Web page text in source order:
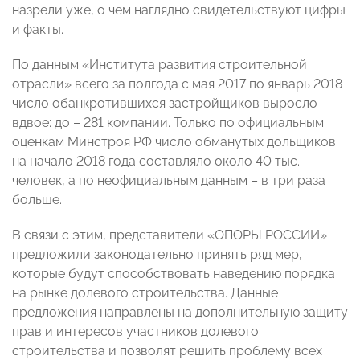
назрели уже, о чем наглядно свидетельствуют цифры
и факты.
По данным «Института развития строительной
отрасли» всего за полгода с мая 2017 по январь 2018
число обанкротившихся застройщиков выросло
вдвое: до – 281 компании. Только по официальным
оценкам Минстроя РФ число обманутых дольщиков
на начало 2018 года составляло около 40 тыс.
человек, а по неофициальным данным – в три раза
больше.
В связи с этим, представители «ОПОРЫ РОССИИ»
предложили законодательно принять ряд мер,
которые будут способствовать наведению порядка
на рынке долевого строительства. Данные
предложения направлены на дополнительную защиту
прав и интересов участников долевого
строительства и позволят решить проблему всех